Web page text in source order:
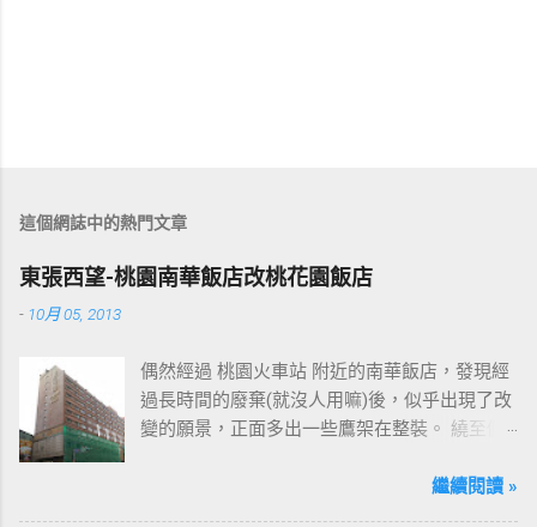
這個網誌中的熱門文章
東張西望-桃園南華飯店改桃花園飯店
- 10月 05, 2013
偶然經過 桃園火車站 附近的南華飯店，發現經
過長時間的廢棄(就沒人用嘛)後，似乎出現了改
變的願景，正面多出一些鷹架在整裝。 繞至側
桃園的民眾又有一個聚餐旅遊的好去處囉!!但今
繼續閱讀 »